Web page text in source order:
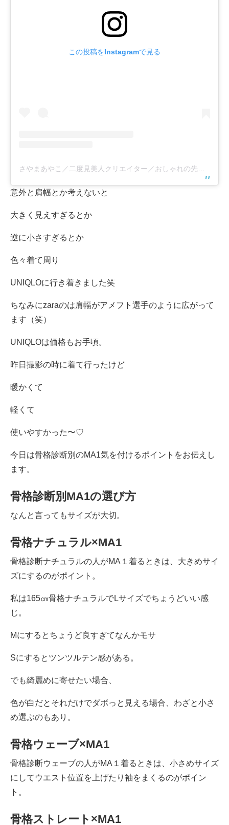
この投稿をInstagramで見る
意外と肩幅とか考えないと
大きく見えすぎるとか
逆に小さすぎるとか
色々着て周り
UNIQLOに行き着きました笑
ちなみにzaraのは肩幅がアメフト選手のように広がって
ます（笑）
UNIQLOは価格もお手頃。
昨日撮影の時に着て行ったけど
暖かくて
軽くて
使いやすかった〜♡
今日は骨格診断別のMA1気を付けるポイントをお伝えし
ます。
骨格診断別MA1の選び方
なんと言ってもサイズが大切。
骨格ナチュラル×MA1
骨格診断ナチュラルの人がMA１着るときは、大きめサイ
ズにするのがポイント。
私は165㎝骨格ナチュラルでLサイズでちょうどいい感
じ。
Mにするとちょうど良すぎてなんかモサ
Sにするとツンツルテン感がある。
でも綺麗めに寄せたい場合、
色が白だとそれだけでダボっと見える場合、わざと小さ
め選ぶのもあり。
骨格ウェーブ×MA1
骨格診断ウェーブの人がMA１着るときは、小さめサイズ
にしてウエスト位置を上げたり袖をまくるのがポイン
ト。
骨格ストレート×MA1